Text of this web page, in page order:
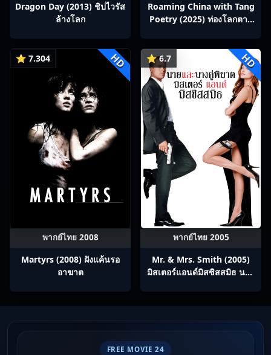
Dragon Day (2013) ชิปไวรัส
ล้างโลก
Roaming China with Tang
Poetry (2025) ท่องโลกตาม
⭐ 7.304 HD
พากย์ไทย 2008
Martyrs (2008) ฝังแค้นรอ
อาฆาต
⭐ 6.7 HD
พากย์ไทย 2005
Mr. & Mrs. Smith (2005)
มิสเตอร์แอนด์มิสซิสสมิธ นาย
FREE MOVIE 24